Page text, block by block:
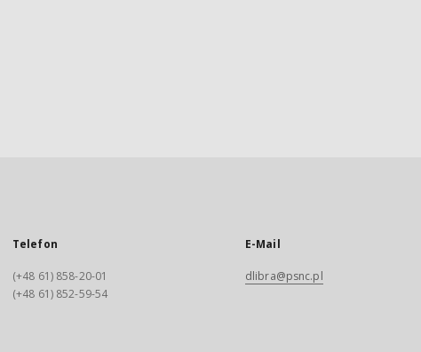
Telefon
(+48 61) 858-20-01
(+48 61) 852-59-54
E-Mail
dlibra@psnc.pl